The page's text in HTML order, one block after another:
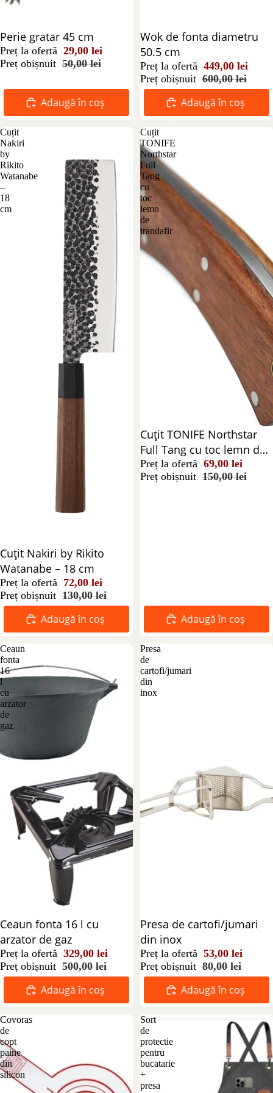
Reducere 42%
Perie gratar 45 cm
Preț la ofertă 29,00 lei
Preț obișnuit 50,00 lei
Adaugă în coș
Reducere 25%
Wok de fonta diametru
50.5 cm
Preț la ofertă 449,00 lei
Preț obișnuit 600,00 lei
Adaugă în coș
Cuțit
Nakiri
by
Rikito
Watanabe
–
18
cm
Reducere 45%
Cuțit Nakiri by Rikito
Watanabe – 18 cm
Preț la ofertă 72,00 lei
Preț obișnuit 130,00 lei
Adaugă în coș
Cuțit
TONIFE
Northstar
Full
Tang
cu
toc
lemn
de
trandafir
Reducere 54%
Cuțit TONIFE Northstar
Full Tang cu toc lemn de
trandafir
Preț la ofertă 69,00 lei
Preț obișnuit 150,00 lei
Adaugă în coș
Ceaun
fonta
16
l
cu
arzator
de
gaz
Reducere 34%
Ceaun fonta 16 l cu
arzator de gaz
Preț la ofertă 329,00 lei
Preț obișnuit 500,00 lei
Adaugă în coș
Presa
de
cartofi/jumari
din
inox
Reducere 34%
Presa de cartofi/jumari
din inox
Preț la ofertă 53,00 lei
Preț obișnuit 80,00 lei
Adaugă în coș
Covoras
de
copt
paine
din
silicon
Sort
de
protectie
pentru
bucatarie
+
presa